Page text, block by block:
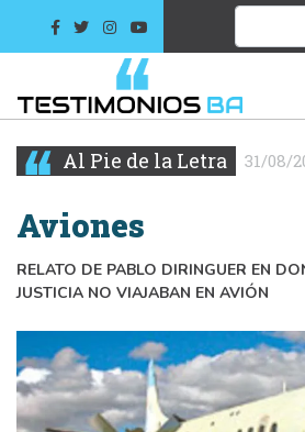
Al Pie de la Letra 31/08/
Aviones
RELATO DE PABLO DIRINGUER EN
JUSTICIA NO VIAJABAN EN AVIÓN